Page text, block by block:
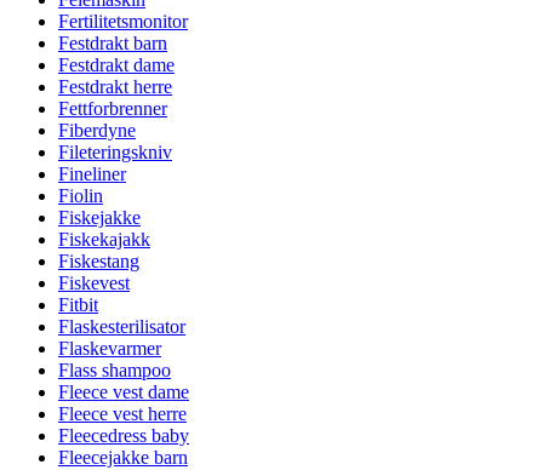
Fertilitetsmonitor
Festdrakt barn
Festdrakt dame
Festdrakt herre
Fettforbrenner
Fiberdyne
Fileteringskniv
Fineliner
Fiolin
Fiskejakke
Fiskekajakk
Fiskestang
Fiskevest
Fitbit
Flaskesterilisator
Flaskevarmer
Flass shampoo
Fleece vest dame
Fleece vest herre
Fleecedress baby
Fleecejakke barn